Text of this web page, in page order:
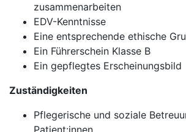
zusammenarbeiten
EDV-Kenntnisse
Eine entsprechende ethische
Ein Führerschein Klasse B
Ein gepflegtes Erscheinungsbild
Zuständigkeiten
Pflegerische und soziale
Patient:innen